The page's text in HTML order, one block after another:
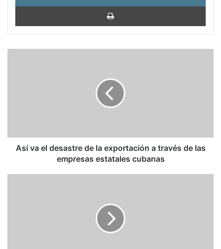
través
Así va el desastre de la exportación a través de las
empresas estatales cubanas